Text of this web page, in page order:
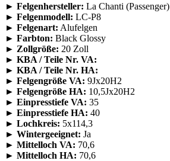
► Felgenhersteller: La Chanti (Passenger)
► Felgenmodell: LC-P8
► Felgenart: Alufelgen
► Farbton: Black Glossy
► Zollgröße: 20 Zoll
► KBA / Teile Nr. VA:
► KBA / Teile Nr. HA:
► Felgengröße VA: 9Jx20H2
► Felgengröße HA: 10,5Jx20H2
► Einpresstiefe VA: 35
► Einpresstiefe HA: 40
► Lochkreis: 5x114,3
► Wintergeeignet: Ja
► Mittelloch VA: 70,6
► Mittelloch HA: 70,6